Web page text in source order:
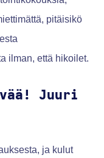
pitäisikö
ilman, että hikoilet.
Juuri
ja kulut